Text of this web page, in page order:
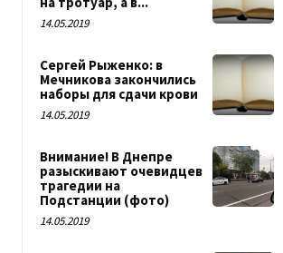
14.05.2019
Сергей Рыженко: в
Мечникова закончились
наборы для сдачи крови
14.05.2019
Внимание! В Днепре
разыскивают очевидцев
трагедии на
Подстанции (фото)
14.05.2019